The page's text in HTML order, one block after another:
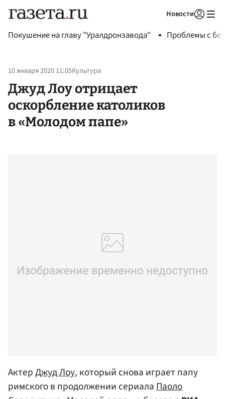
Новости
Покушение на главу "Уралдронзавода" Проблемы с
10 января 2020 11:05Культура
Джуд Лоу отрицает
оскорбление католиков
в «Молодом папе»
АктерДжуд Лоу, который снова играет папу
римского в продолжении сериалаПаоло